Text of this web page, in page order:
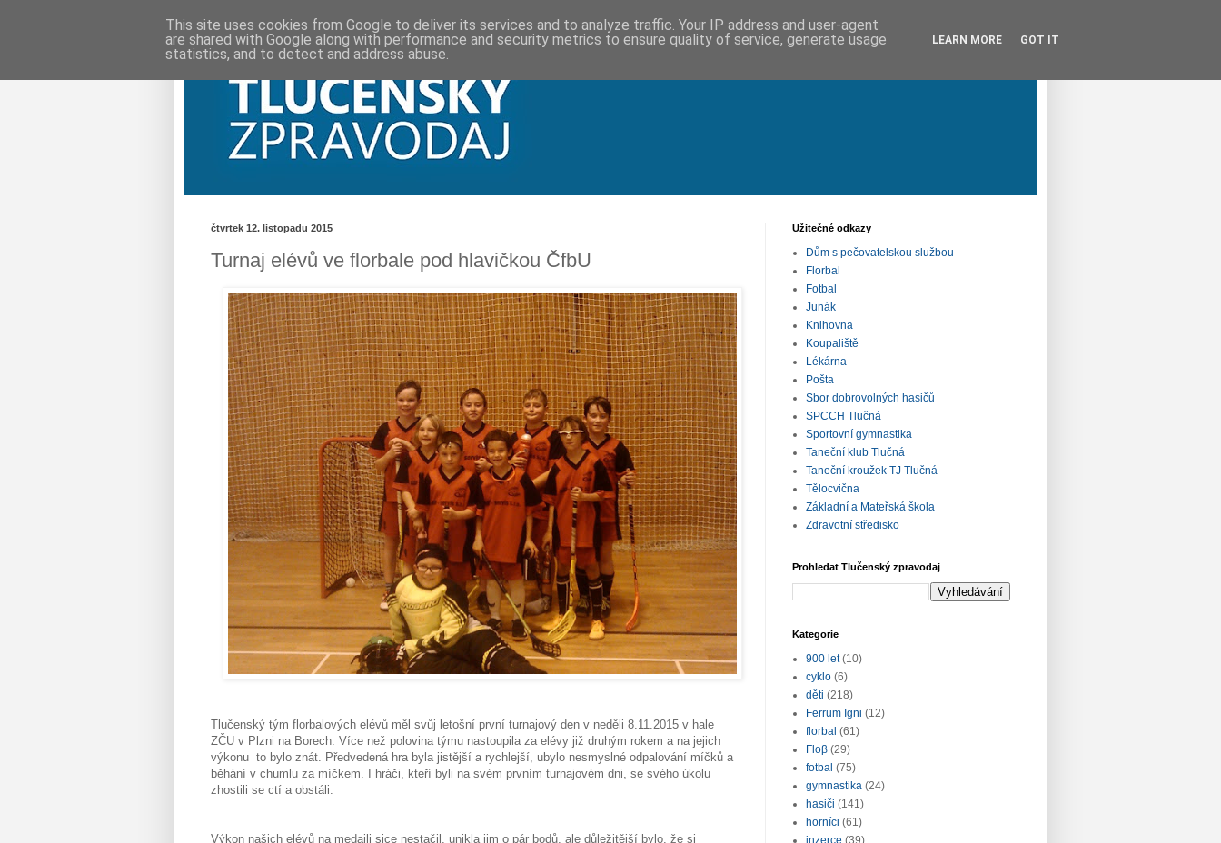
čtvrtek 12. listopadu 2015
Turnaj elévů ve florbale pod hlavičkou ČfbU
Tlučenský tým florbalových elévů měl svůj letošní první turnajový den v neděli 8.11.2015 v hale
ZČU v Plzni na Borech. Více než polovina týmu nastoupila za elévy již druhým rokem a na jejich
výkonu to bylo znát. Předvedená hra byla jistější a rychlejší, ubylo nesmyslné odpalování míčků a
běhání v chumlu za míčkem. I hráči, kteří byli na svém prvním turnajovém dni, se svého úkolu
zhostili se ctí a obstáli.
Výkon našich elévů na medaili sice nestačil, unikla jim o pár bodů, ale důležitější bylo, že si
Užitečné odkazy
Dům s pečovatelskou službou
Florbal
Fotbal
Junák
Knihovna
Koupaliště
Lékárna
Pošta
Sbor dobrovolných hasičů
SPCCH Tlučná
Sportovní gymnastika
Taneční klub Tlučná
Taneční kroužek TJ Tlučná
Tělocvična
Základní a Mateřská škola
Zdravotní středisko
Prohledat Tlučenský zpravodaj
Kategorie
900 let (10)
cyklo (6)
děti (218)
Ferrum Igni (12)
florbal (61)
Floβ (29)
fotbal (75)
gymnastika (24)
hasiči (141)
horníci (61)
inzerce (39)
This site uses cookies from Google to deliver its services and to analyze traffic. Your IP address and user-agent
are shared with Google along with performance and security metrics to ensure quality of service, generate usage
statistics, and to detect and address abuse.
LEARN MORE GOT IT